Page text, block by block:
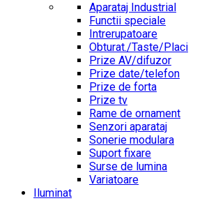
Aparataj Industrial
Functii speciale
Intrerupatoare
Obturat./Taste/Placi
Prize AV/difuzor
Prize date/telefon
Prize de forta
Prize tv
Rame de ornament
Senzori aparataj
Sonerie modulara
Suport fixare
Surse de lumina
Variatoare
Iluminat